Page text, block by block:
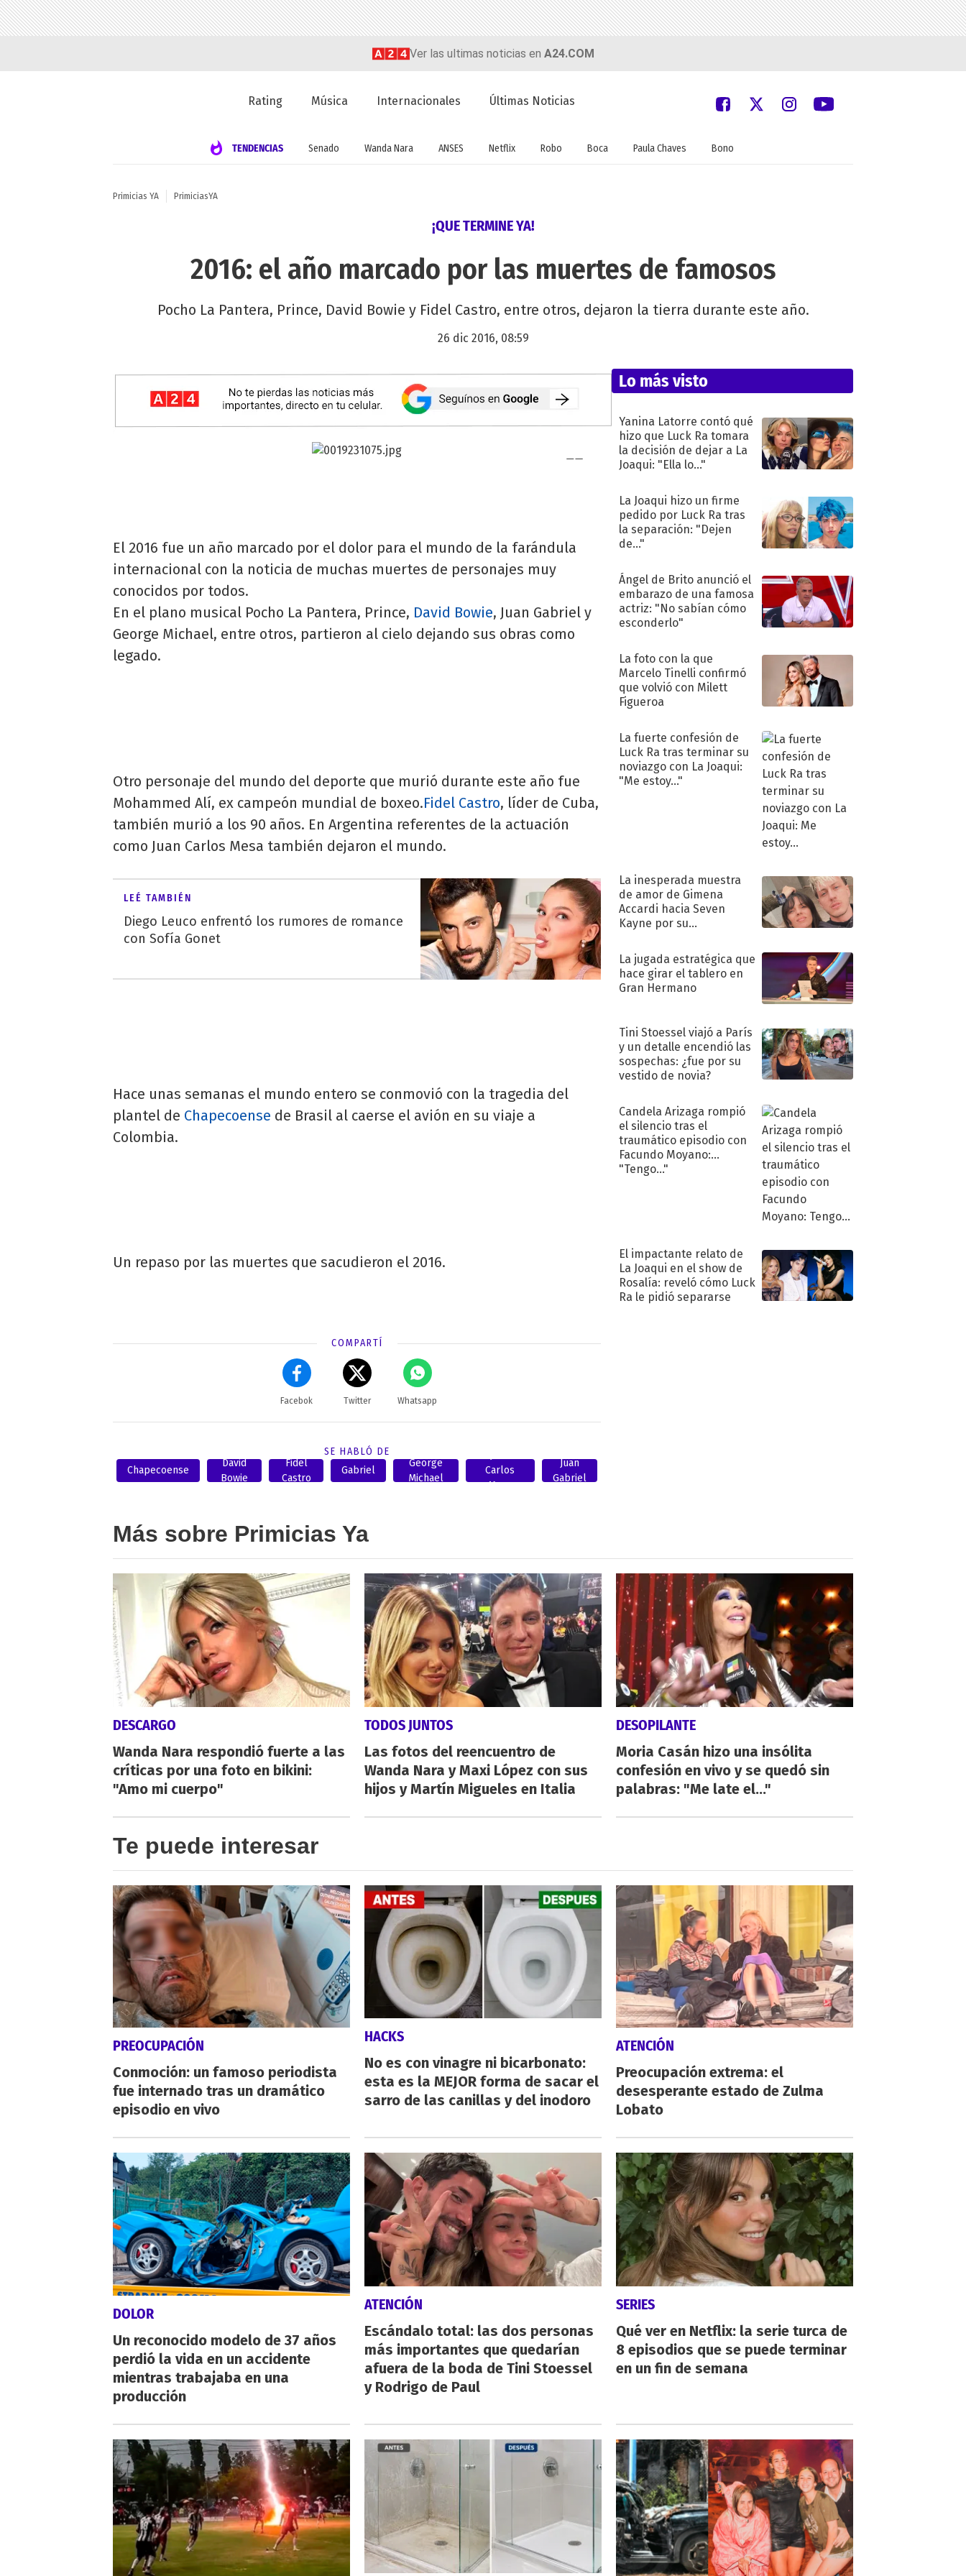
Ver las ultimas noticias en A24.COM
Rating Música Internacionales Últimas Noticias
TENDENCIAS Senado Wanda Nara ANSES Netflix Robo Boca Paula Chaves Bono
Primicias YA PrimiciasYA
¡QUE TERMINE YA!
2016: el año marcado por las muertes de famosos
Pocho La Pantera, Prince, David Bowie y Fidel Castro, entre otros, dejaron la tierra durante este año.
26 dic 2016, 08:59
El 2016 fue un año marcado por el dolor para el mundo de la farándula
internacional con la noticia de muchas muertes de personajes muy
conocidos por todos.
En el plano musical Pocho La Pantera, Prince, David Bowie, Juan Gabriel y
George Michael, entre otros, partieron al cielo dejando sus obras como
legado.
Otro personaje del mundo del deporte que murió durante este año fue
Mohammed Alí, ex campeón mundial de boxeo.Fidel Castro, líder de Cuba,
también murió a los 90 años. En Argentina referentes de la actuación
como Juan Carlos Mesa también dejaron el mundo.
LEÉ TAMBIÉN
Diego Leuco enfrentó los rumores de romance
con Sofía Gonet
Hace unas semanas el mundo entero se conmovió con la tragedia del
plantel de Chapecoense de Brasil al caerse el avión en su viaje a
Colombia.
Un repaso por las muertes que sacudieron el 2016.
COMPARTÍ
Facebok Twitter Whatsapp
SE HABLÓ DE
Chapecoense
David
Bowie
Fidel
Castro
Gabriel
George
Michael
Carlos
Mesa
Juan
Gabriel
Lo más visto
Yanina Latorre contó qué
hizo que Luck Ra tomara
la decisión de dejar a La
Joaqui: "Ella lo..."
La Joaqui hizo un firme
pedido por Luck Ra tras
la separación: "Dejen
de..."
Ángel de Brito anunció el
embarazo de una famosa
actriz: "No sabían cómo
esconderlo"
La foto con la que
Marcelo Tinelli confirmó
que volvió con Milett
Figueroa
La fuerte confesión de
Luck Ra tras terminar su
noviazgo con La Joaqui:
"Me estoy..."
La inesperada muestra
de amor de Gimena
Accardi hacia Seven
Kayne por su
La jugada estratégica que
hace girar el tablero en
Gran Hermano
Tini Stoessel viajó a París
y un detalle encendió las
sospechas: ¿fue por su
vestido de novia?
Candela Arizaga rompió
el silencio tras el
traumático episodio con
Facundo Moyano:
"Tengo..."
El impactante relato de
La Joaqui en el show de
Rosalía: reveló cómo Luck
Ra le pidió separarse
Más sobre Primicias Ya
DESCARGO
Wanda Nara respondió fuerte a las
críticas por una foto en bikini:
"Amo mi cuerpo"
TODOS JUNTOS
Las fotos del reencuentro de
Wanda Nara y Maxi López con sus
hijos y Martín Migueles en Italia
DESOPILANTE
Moria Casán hizo una insólita
confesión en vivo y se quedó sin
palabras: "Me late el..."
Te puede interesar
PREOCUPACIÓN
Conmoción: un famoso periodista
fue internado tras un dramático
episodio en vivo
HACKS
No es con vinagre ni bicarbonato:
esta es la MEJOR forma de sacar el
sarro de las canillas y del inodoro
ATENCIÓN
Preocupación extrema: el
desesperante estado de Zulma
Lobato
DOLOR
Un reconocido modelo de 37 años
perdió la vida en un accidente
mientras trabajaba en una
producción
ATENCIÓN
Escándalo total: las dos personas
más importantes que quedarían
afuera de la boda de Tini Stoessel
y Rodrigo de Paul
SERIES
Qué ver en Netflix: la serie turca de
8 episodios que se puede terminar
en un fin de semana